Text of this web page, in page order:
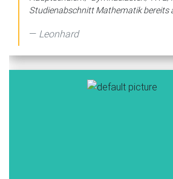
Studienabschnitt Mathematik bereits
Leonhard